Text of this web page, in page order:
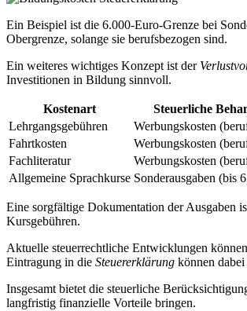
Ein Beispiel ist die 6.000-Euro-Grenze bei
Obergrenze, solange sie berufsbezogen sind.
Ein weiteres wichtiges Konzept ist der
Investitionen in Bildung sinnvoll.
Kostenart
Steuerliche
Lehrgangsgebühren
Werbungskosten
Fahrtkosten
Werbungskosten
Fachliteratur
Werbungskosten
Allgemeine Sprachkurse Sonderausgaben (bis
Eine sorgfältige Dokumentation der Ausgaben
Kursgebühren.
Aktuelle steuerrechtliche Entwicklungen
Eintragung in die Steuererklärung können
Insgesamt bietet die steuerliche
langfristig finanzielle Vorteile bringen.